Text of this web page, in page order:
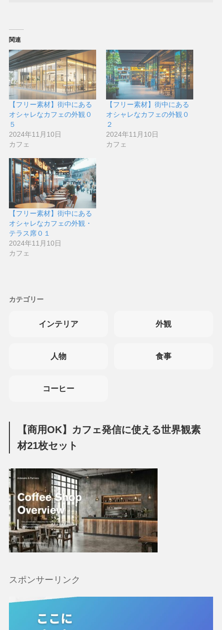
関連
【フリー素材】街中にある
オシャレなカフェの外観０
５
2024年11月10日
カフェ
【フリー素材】街中にある
オシャレなカフェの外観０
２
2024年11月10日
カフェ
【フリー素材】街中にある
オシャレなカフェの外観・
テラス席０１
2024年11月10日
カフェ
カテゴリー
インテリア 外観
人物 食事
コーヒー
【商用OK】カフェ発信に使える世界観素
材21枚セット
スポンサーリンク